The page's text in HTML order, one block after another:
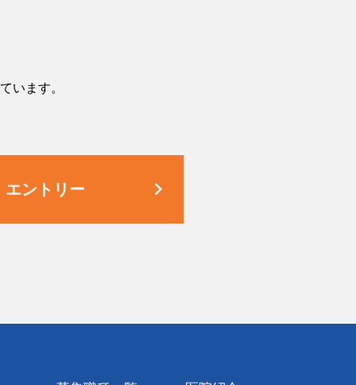
います。
エントリー keyboard_arrow_right